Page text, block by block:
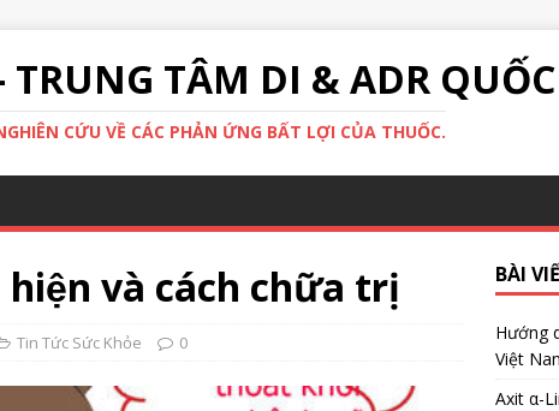
TRUNG TÂM DI & ADR
CỨU VỀ CÁC PHẢN ỨNG BẤT LỢI CỦA THUỐC.
và cách chữa trị
Tin Tức Sức Khỏe 0
BÀI
Hướng
Việt
Axit α-